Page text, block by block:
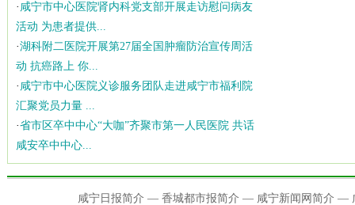
· 咸宁市中心医院肾内科党支部开展走访慰问病友
活动 为患者提供...
·湖科附二医院开展第27届全国肿瘤防治宣传周活
动 抗癌路上 你...
· 咸宁市中心医院义诊服务团队走进咸宁市福利院
汇聚党员力量 ...
·省市区卒中中心“大咖”齐聚市第一人民医院 共话
咸安卒中中心...
咸宁日报简介 — 香城都市报简介 — 咸宁新闻网简介 —